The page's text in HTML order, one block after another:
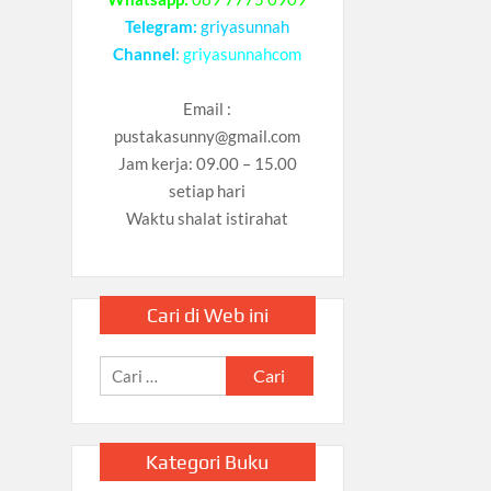
Telegram:griyasunnah
Channel:griyasunnahcom
Email :
pustakasunny@gmail.com
Jam kerja: 09.00 – 15.00
setiap hari
Waktu shalat istirahat
Cari di Web ini
Cari
untuk:
Kategori Buku